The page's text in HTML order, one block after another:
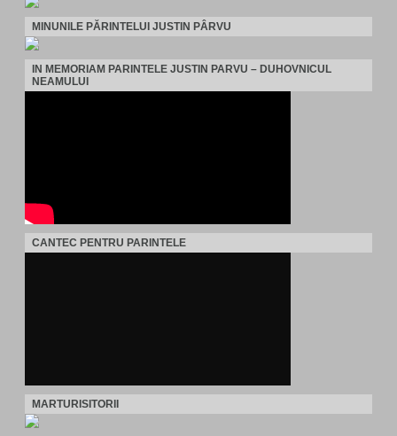
MINUNILE PĂRINTELUI JUSTIN PÂRVU
IN MEMORIAM PARINTELE JUSTIN PARVU – DUHOVNICUL
NEAMULUI
CANTEC PENTRU PARINTELE
MARTURISITORII